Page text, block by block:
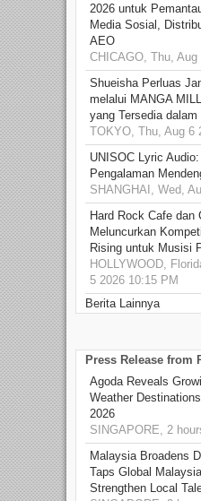
2026 untuk
Media Sosial,
AEO
CHICAGO, Thu,
Shueisha Perluas
melalui MANGA
yang Tersedia
TOKYO, Thu, Aug 6
UNISOC Lyric
Pengalaman
SHANGHAI, Wed,
Hard Rock Cafe dan
Meluncurkan
Rising untuk Musisi
HOLLYWOOD,
5 2026 10:15 PM
Berita Lainnya
Press Release from
Agoda Reveals
Weather
2026
SINGAPORE, 2
Malaysia Broadens
Taps Global
Strengthen Local